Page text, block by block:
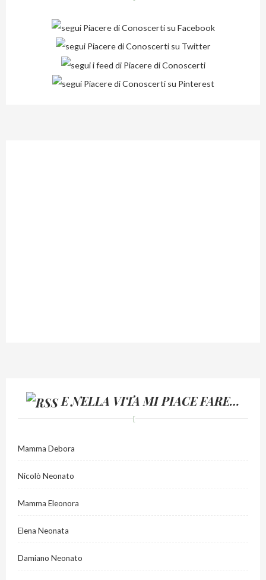
E NELLA VITA MI PIACE FARE…
Mamma Debora
Nicolò Neonato
Mamma Eleonora
Elena Neonata
Damiano Neonato